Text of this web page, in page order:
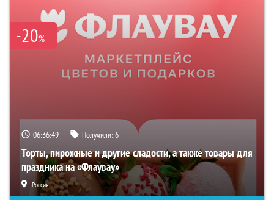
-20%
06:36:48 Получили:6
Торты, пирожные и другие сладости, а также товары для
праздника на «Флаувау»
Россия